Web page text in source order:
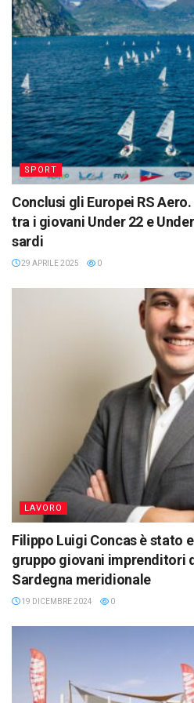
SPORT
Conclusi gli Europei RS
tra i giovani Under 22 e
sardi
29 APRILE 2025 0
LAVORO
Filippo Luigi Concas è stato
gruppo giovani imprenditori
Sardegna meridionale
19 DICEMBRE 2024 0